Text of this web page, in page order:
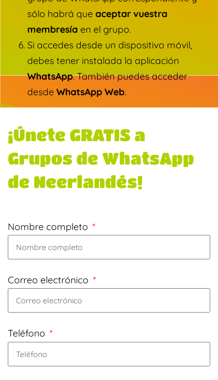
sólo habrá que aceptar vuestra
membresía en el grupo.
Si accedes desde un dispositivo móvil,
debes tener instalada la aplicación
WhatsApp. También puedes acceder
desde WhatsApp Web.
¡Únete GRATIS a
Grupos de WhatsApp
de Neerlandés!
Nombre completo
Correo electrónico
Teléfono